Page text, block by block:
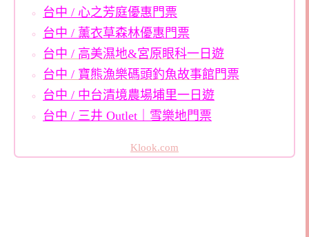
台中 / 心之芳庭優惠門票
台中 / 薰衣草森林優惠門票
台中 / 高美濕地&宮原眼科一日遊
台中 / 寶熊漁樂碼頭釣魚故事館門票
台中 / 中台清境農場埔里一日遊
台中 / 三井 Outlet｜雪樂地門票
Klook.com